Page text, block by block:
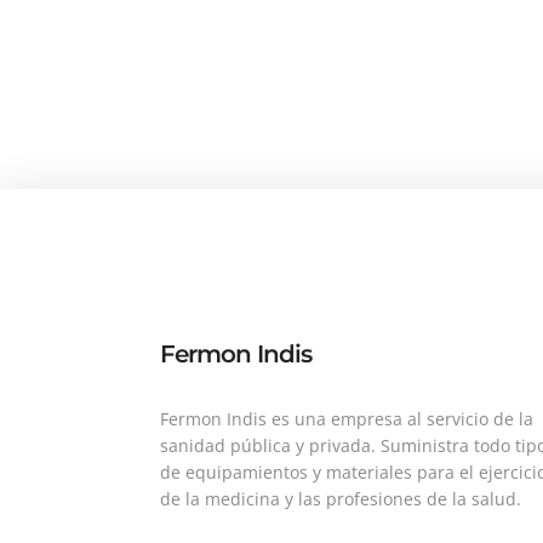
Fermon Indis
Fermon Indis es una empresa al servicio de la
sanidad pública y privada. Suministra todo
de equipamientos y materiales para el
de la medicina y las profesiones de la salud.